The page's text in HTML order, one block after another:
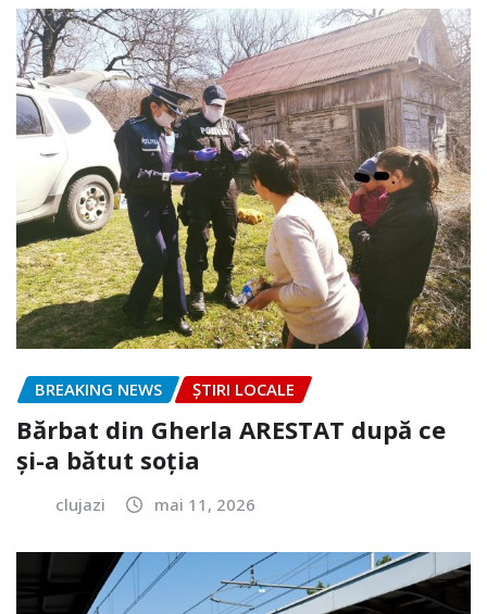
BREAKING NEWS ȘTIRI LOCALE
Bărbat din Gherla ARESTAT după ce
și-a bătut soția
clujazi mai 11, 2026